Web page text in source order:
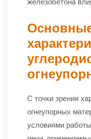
железобетона
С точки зрения
огнеупорных
условиями